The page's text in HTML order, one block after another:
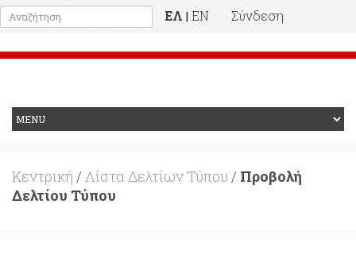
ΕΛ | EN
Σύνδεση
Κεντρική / Λίστα Δελτίων Τύπου / Προβολή
Δελτίου Τύπου